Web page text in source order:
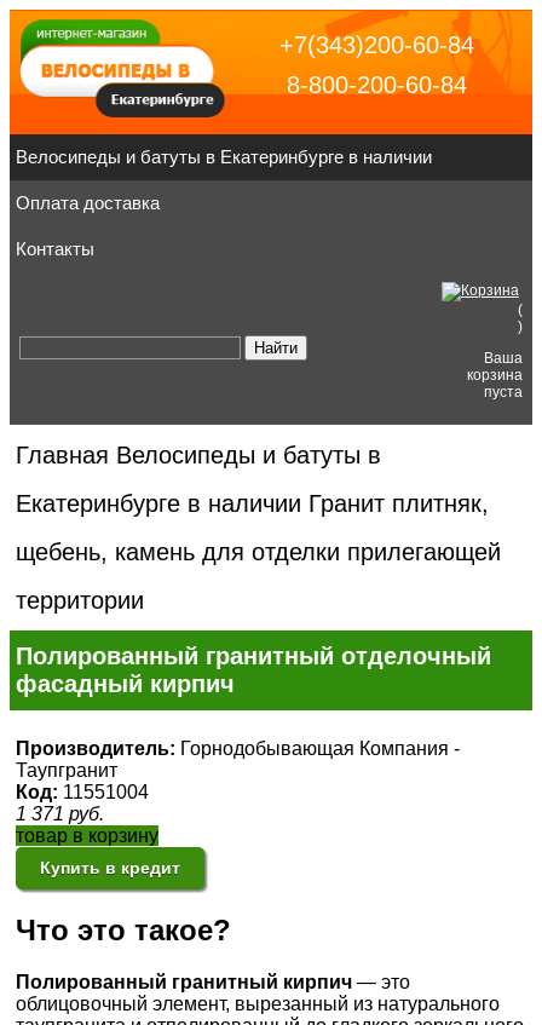
+7(343)200-60-84
8-800-200-60-84
Велосипеды и батуты в Екатеринбурге в наличии
Оплата доставка
Контакты
(
)
Ваша
корзина
пуста
Главная Велосипеды и батуты в
Екатеринбурге в наличии Гранит плитняк,
щебень, камень для отделки прилегающей
территории
Полированный гранитный отделочный
фасадный кирпич
Производитель: Горнодобывающая Компания -
Таупгранит
Код: 11551004
1 371 руб.
товар в корзину
Купить в кредит
Что это такое?
Полированный гранитный кирпич — это
облицовочный элемент, вырезанный из натурального